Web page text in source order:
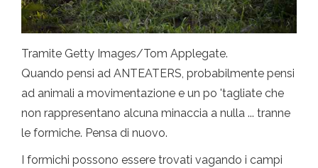
Tramite Getty Images/Tom Applegate.
Quando pensi ad ANTEATERS, probabilmente pensi
ad animali a movimentazione e un po 'tagliate che
non rappresentano alcuna minaccia a nulla ... tranne
le formiche. Pensa di nuovo.
I formichi possono essere trovati vagando i campi